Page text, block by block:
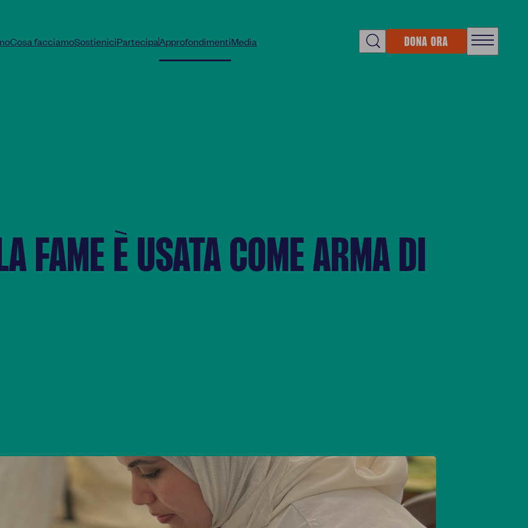
Cosa facciamoSostieniciPartecipa
|
ApprofondimentiMedia DONA ORA
FAME È USATA COME ARMA DI